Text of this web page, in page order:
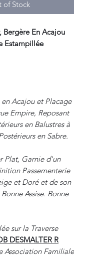
of Stock
Bergère En Acajou
Estampillée
Acajou et Placage
Empire, Reposant
en Balustres à
en Sabre.
Plat, Garnie d'un
Passementerie
et Doré et de son
Assise. Bonne
sur la Traverse
DESMALTER R
Association Familiale